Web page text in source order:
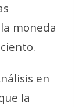
moneda
en
la